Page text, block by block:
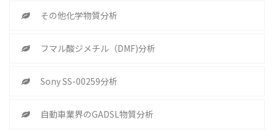
その他化学物質分析
フマル酸ジメチル（DMF)分析
Sony SS-00259分析
自動車業界のGADSL物質分析